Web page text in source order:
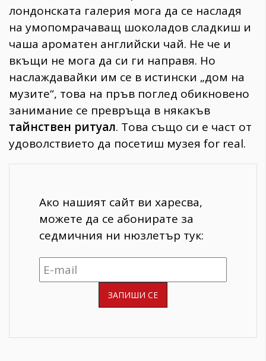
лондонската галерия мога да се насладя
на умопомрачаващ шоколадов сладкиш и
чаша ароматен английски чай. Не че и
вкъщи не мога да си ги направя. Но
наслаждавайки им се в истински „дом на
музите“, това на пръв поглед обикновено
занимание се превръща в някакъв
тайнствен ритуал. Това също си е част от
удоволствието да посетиш музея for real.
Ако нашият сайт ви харесва,
можете да се абонирате за
седмичния ни нюзлетър тук: